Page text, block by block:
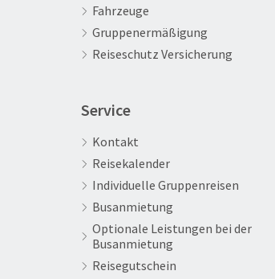
Fahrzeuge
Gruppenermäßigung
Reiseschutz Versicherung
Service
Kontakt
Reisekalender
Individuelle Gruppenreisen
Busanmietung
Optionale Leistungen bei der
Busanmietung
Reisegutschein